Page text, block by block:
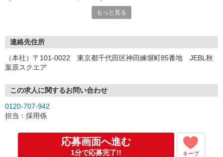
いつでも好きな時間に登録OK
受付時間/平日9:00〜19:00
【来場登録（目安1時間30分）】
▼Step2 全国にあるお仕事の中から、あなたにピッタリのお仕事を
ご案内
▼Step3 就業前に職場見学で気になる事はしっかりチェック！
応募⇒最短で2日後からの勤務も可能です！
もっと見る
連絡先住所
（本社）〒101-0022 東京都千代田区神田練塀町85番地 JEBL秋
葉原スクエア
この求人に関するお問い合わせ
0120-707-942
担当：採用係
応募画面へ進む
1分で応募完了!! キープ